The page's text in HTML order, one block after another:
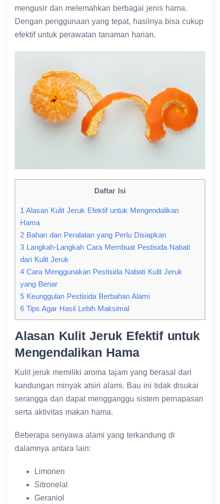
mengusir dan melemahkan berbagai jenis hama.
Dengan penggunaan yang tepat, hasilnya bisa cukup
efektif untuk perawatan tanaman harian.
Daftar Isi
1 Alasan Kulit Jeruk Efektif untuk Mengendalikan
Hama
2 Bahan dan Peralatan yang Perlu Disiapkan
3 Langkah-Langkah Cara Membuat Pestisida Nabati
dari Kulit Jeruk
4 Cara Menggunakan Pestisida Nabati Kulit Jeruk
yang Benar
5 Keunggulan Pestisida Berbahan Alami
6 Tips Agar Hasil Lebih Maksimal
Alasan Kulit Jeruk Efektif untuk
Mengendalikan Hama
Kulit jeruk memiliki aroma tajam yang berasal dari
kandungan minyak atsiri alami. Bau ini tidak disukai
serangga dan dapat mengganggu sistem pernapasan
serta aktivitas makan hama.
Beberapa senyawa alami yang terkandung di
dalamnya antara lain:
Limonen
Sitronelal
Geraniol